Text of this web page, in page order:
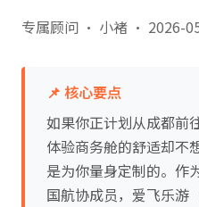
专属顾问 · 小褚 · 2026-
📌 核心要点
如果你正计划从成都前
体验商务舱的舒适却不
是为你量身定制的。作
国航协成员，爱飞乐游